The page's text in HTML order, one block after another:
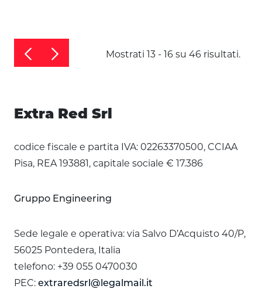
Mostrati 13 - 16 su 46 risultati.
Extra Red Srl
codice fiscale e partita IVA: 02263370500, CCIAA
Pisa, REA 193881, capitale sociale € 17.386
Gruppo Engineering
Sede legale e operativa: via Salvo D’Acquisto 40/P,
56025 Pontedera, Italia
telefono: +39 055 0470030
PEC: extraredsrl@legalmail.it